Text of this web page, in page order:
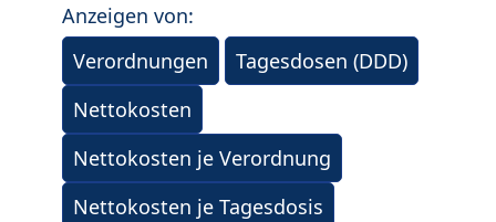
Anzeigen von:
Verordnungen
Tagesdosen (DDD)
Nettokosten
Nettokosten je Verordnung
Nettokosten je Tagesdosis